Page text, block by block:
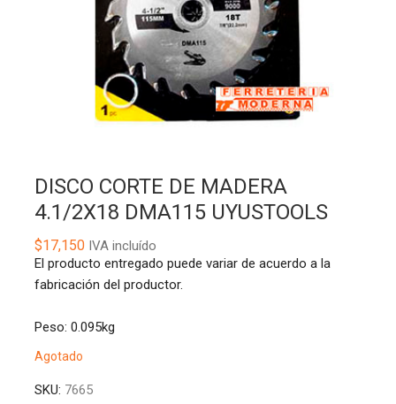
DISCO CORTE DE MADERA
4.1/2X18 DMA115 UYUSTOOLS
$17,150IVA incluído
El producto entregado puede variar de acuerdo a la
fabricación del productor.
Peso: 0.095kg
Agotado
SKU: 7665